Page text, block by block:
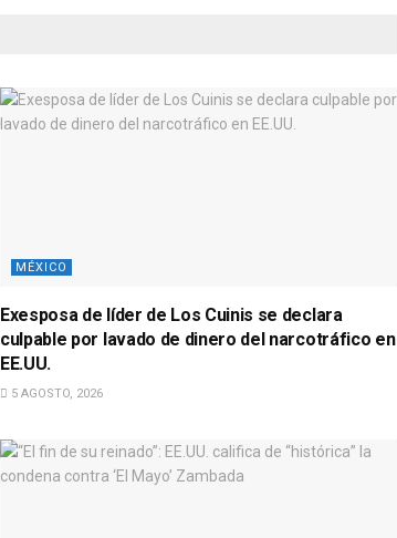
MÉXICO
Exesposa de líder de Los Cuinis se declara
culpable por lavado de dinero del narcotráfico en
EE.UU.
5 AGOSTO, 2026